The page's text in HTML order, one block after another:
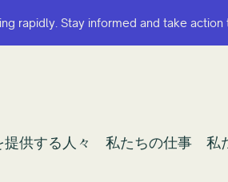
rapidly. Stay informed and take action
供する人々 私たちの仕事 私
rapidly. Stay informed and take action
供する人々 私たちの仕事 私